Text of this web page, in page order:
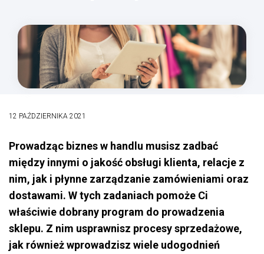
12 PAŹDZIERNIKA 2021
Prowadząc biznes w handlu musisz zadbać
między innymi o jakość obsługi klienta, relacje z
nim, jak i płynne zarządzanie zamówieniami oraz
dostawami. W tych zadaniach pomoże Ci
właściwie dobrany program do prowadzenia
sklepu. Z nim usprawnisz procesy sprzedażowe,
jak również wprowadzisz wiele udogodnień